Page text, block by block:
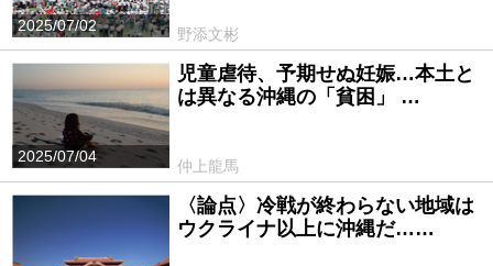
2025/07/02
野添文彬
2025/07/04
児童虐待、予期せぬ妊娠…本土と
は異なる沖縄の「貧困」 …
仲上龍馬
〈論点〉冷戦が終わらない地域は
ウクライナ以上に沖縄だ……